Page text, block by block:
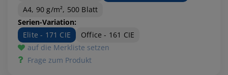
A4, 90 g/m², 500 Blatt
Serien-Variation:
Elite - 171 CIE
Office - 161 CIE
auf die Merkliste setzen
Frage zum Produkt